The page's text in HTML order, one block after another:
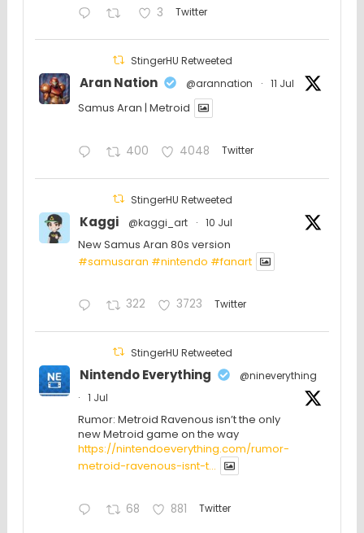
3 Twitter
StingerHU Retweeted
Aran Nation @arannation · 11 Jul
Samus Aran | Metroid
400 4048 Twitter
StingerHU Retweeted
Kaggi @kaggi_art · 10 Jul
New Samus Aran 80s version
#samusaran #nintendo #fanartㅤㅤㅤㅤ
322 3723 Twitter
StingerHU Retweeted
Nintendo Everything
@nineverything
·
1 Jul
Rumor: Metroid Ravenous isn’t the only
new Metroid game on the way
https://nintendoeverything.com/rumor-
metroid-ravenous-isnt-t...
68 881 Twitter